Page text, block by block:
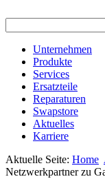
Unternehmen
Produkte
Services
Ersatzteile
Reparaturen
Swapstore
Aktuelles
Karriere
Aktuelle Seite: Home
Netzwerkpartner zu